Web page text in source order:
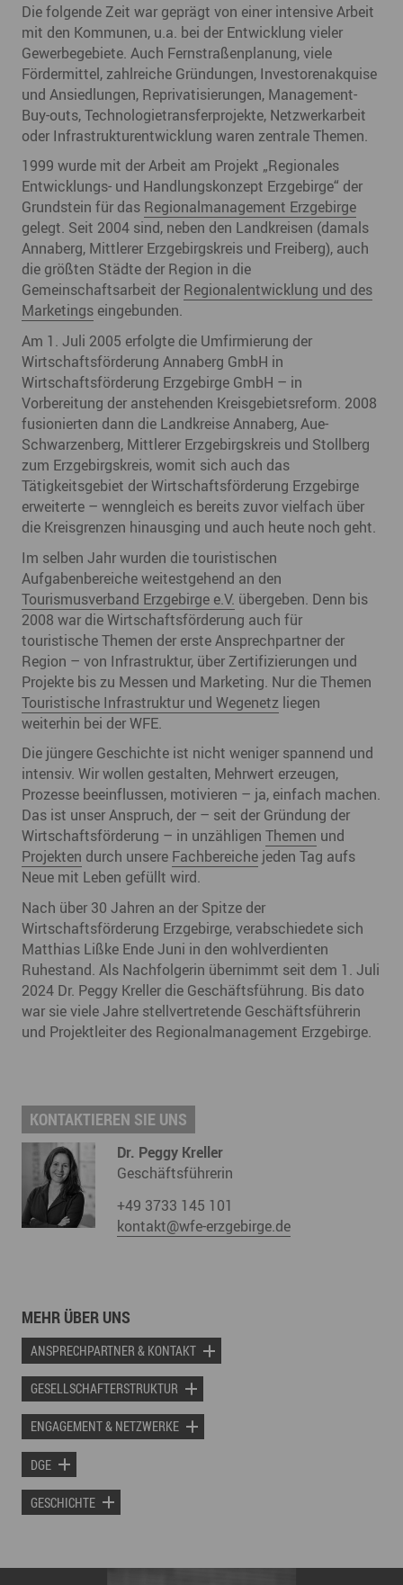
Die folgende Zeit war geprägt von einer intensive Arbeit
mit den Kommunen, u.a. bei der Entwicklung vieler
Gewerbegebiete. Auch Fernstraßenplanung, viele
Fördermittel, zahlreiche Gründungen, Investorenakquise
und Ansiedlungen, Reprivatisierungen, Management-
Buy-outs, Technologietransferprojekte, Netzwerkarbeit
oder Infrastrukturentwicklung waren zentrale Themen.
1999 wurde mit der Arbeit am Projekt „Regionales
Entwicklungs- und Handlungskonzept Erzgebirge“ der
Grundstein für das Regionalmanagement Erzgebirge
gelegt. Seit 2004 sind, neben den Landkreisen (damals
Annaberg, Mittlerer Erzgebirgskreis und Freiberg), auch
die größten Städte der Region in die
Gemeinschaftsarbeit der Regionalentwicklung und des
Marketings eingebunden.
Am 1. Juli 2005 erfolgte die Umfirmierung der
Wirtschaftsförderung Annaberg GmbH in
Wirtschaftsförderung Erzgebirge GmbH – in
Vorbereitung der anstehenden Kreisgebietsreform. 2008
fusionierten dann die Landkreise Annaberg, Aue-
Schwarzenberg, Mittlerer Erzgebirgskreis und Stollberg
zum Erzgebirgskreis, womit sich auch das
Tätigkeitsgebiet der Wirtschaftsförderung Erzgebirge
erweiterte – wenngleich es bereits zuvor vielfach über
die Kreisgrenzen hinausging und auch heute noch geht.
Im selben Jahr wurden die touristischen
Aufgabenbereiche weitestgehend an den
Tourismusverband Erzgebirge e.V. übergeben. Denn bis
2008 war die Wirtschaftsförderung auch für
touristische Themen der erste Ansprechpartner der
Region – von Infrastruktur, über Zertifizierungen und
Projekte bis zu Messen und Marketing. Nur die Themen
Touristische Infrastruktur und Wegenetz liegen
weiterhin bei der WFE.
Die jüngere Geschichte ist nicht weniger spannend und
intensiv. Wir wollen gestalten, Mehrwert erzeugen,
Prozesse beeinflussen, motivieren – ja, einfach machen.
Das ist unser Anspruch, der – seit der Gründung der
Wirtschaftsförderung – in unzähligen Themen und
Projekten durch unsere Fachbereiche jeden Tag aufs
Neue mit Leben gefüllt wird.
Nach über 30 Jahren an der Spitze der
Wirtschaftsförderung Erzgebirge, verabschiedete sich
Matthias Lißke Ende Juni in den wohlverdienten
Ruhestand. Als Nachfolgerin übernimmt seit dem 1. Juli
2024 Dr. Peggy Kreller die Geschäftsführung. Bis dato
war sie viele Jahre stellvertretende Geschäftsführerin
und Projektleiter des Regionalmanagement Erzgebirge.
KONTAKTIEREN SIE UNS
Dr. Peggy Kreller
Geschäftsführerin
+49 3733 145 101
kontakt@wfe-erzgebirge.de
MEHR ÜBER UNS
ANSPRECHPARTNER & KONTAKT
GESELLSCHAFTERSTRUKTUR
ENGAGEMENT & NETZWERKE
DGE
GESCHICHTE